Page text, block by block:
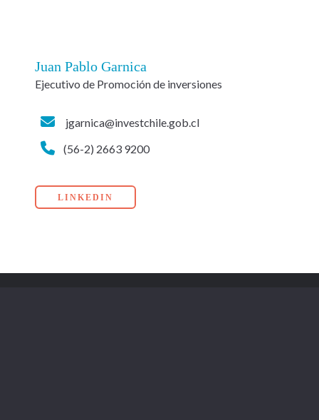
Juan Pablo Garnica
Ejecutivo de Promoción de inversiones
jgarnica@investchile.gob.cl
(56-2) 2663 9200
LINKEDIN